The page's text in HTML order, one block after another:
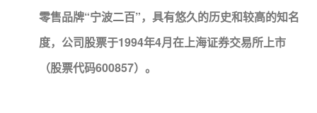
零售品牌“宁波二百”，具有悠久的历史和较高的知名
度，公司股票于1994年4月在上海证券交易所上市
（股票代码600857）。